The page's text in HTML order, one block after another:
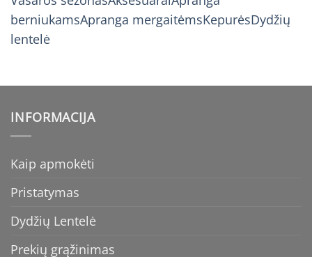
berniukamsApranga mergaitėmsKepurėsDydžių
lentelė
INFORMACIJA
Kaip apmokėti
Pristatymas
Dydžių Lentelė
Prekių grąžinimas